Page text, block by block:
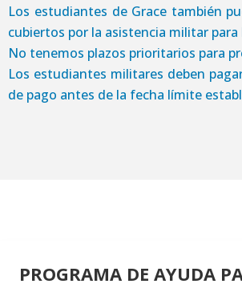
Los estudiantes de Grace también
cubiertos por la asistencia militar
No tenemos plazos prioritarios para
Los estudiantes militares deben
de pago antes de la fecha límite
PROGRAMA DE AYUDA